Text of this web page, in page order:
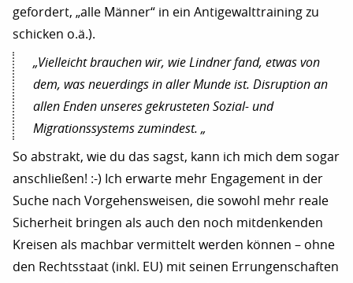
gefordert, „alle Männer“ in ein Antigewalttraining zu
schicken o.ä.).
„Vielleicht brauchen wir, wie Lindner fand, etwas von
dem, was neuerdings in aller Munde ist. Disruption an
allen Enden unseres gekrusteten Sozial- und
Migrationssystems zumindest. „
So abstrakt, wie du das sagst, kann ich mich dem sogar
anschließen! :-) Ich erwarte mehr Engagement in der
Suche nach Vorgehensweisen, die sowohl mehr reale
Sicherheit bringen als auch den noch mitdenkenden
Kreisen als machbar vermittelt werden können – ohne
den Rechtsstaat (inkl. EU) mit seinen Errungenschaften